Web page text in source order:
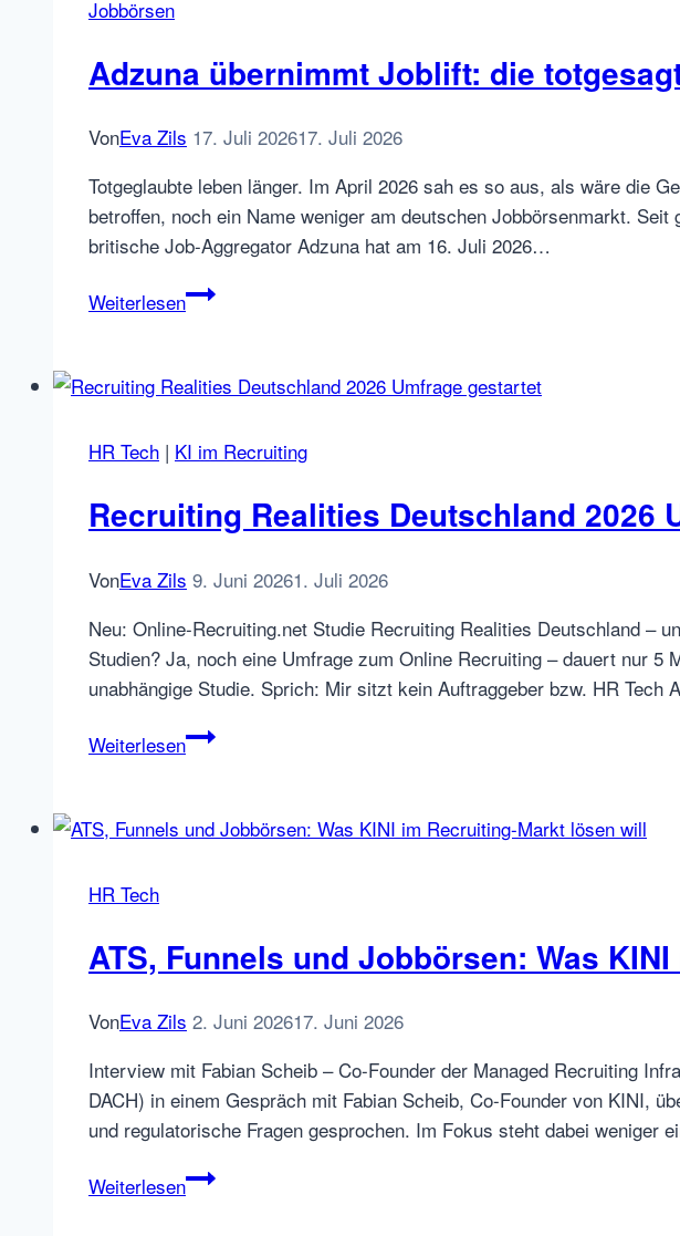
Jobbörsen
Adzuna übernimmt Joblift: die
VonEva Zils 17. Juli 202617. Juli 2026
Totgeglaubte leben länger. Im April 2026 sah es so aus, als wäre die
betroffen, noch ein Name weniger am deutschen Jobbörsenmarkt.
britische Job-Aggregator Adzuna hat am 16. Juli 2026…
WeiterlesenAdzuna
die
Marke
ein
zweites
HR Tech | KI im Recruiting
Recruiting Realities Deutschland 2026
VonEva Zils 9. Juni 20261. Juli 2026
Neu: Online-Recruiting.net Studie Recruiting Realities Deutschland –
Studien? Ja, noch eine Umfrage zum Online Recruiting – dauert nur
unabhängige Studie. Sprich: Mir sitzt kein Auftraggeber bzw. HR
WeiterlesenRecruiting
2026
HR Tech
ATS, Funnels und Jobbörsen: Was
VonEva Zils 2. Juni 202617. Juni 2026
Interview mit Fabian Scheib – Co-Founder der Managed Recruiting
DACH) in einem Gespräch mit Fabian Scheib, Co-Founder von KINI,
und regulatorische Fragen gesprochen. Im Fokus steht dabei weniger
WeiterlesenATS,